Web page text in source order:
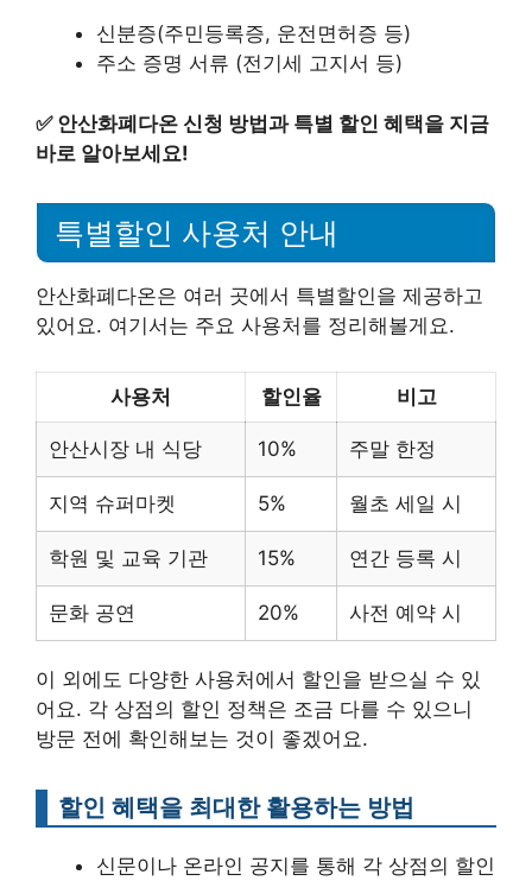
신분증(주민등록증, 운전면허증 등)
주소 증명 서류 (전기세 고지서 등)
✅ 안산화폐다온 신청 방법과 특별 할인 혜택을 지금
바로 알아보세요!
특별할인 사용처 안내
안산화폐다온은 여러 곳에서 특별할인을 제공하고
있어요. 여기서는 주요 사용처를 정리해볼게요.
사용처 할인율 비고
안산시장 내 식당 10% 주말 한정
지역 슈퍼마켓 5% 월초 세일 시
학원 및 교육 기관 15% 연간 등록 시
문화 공연 20% 사전 예약 시
이 외에도 다양한 사용처에서 할인을 받으실 수 있
어요. 각 상점의 할인 정책은 조금 다를 수 있으니
방문 전에 확인해보는 것이 좋겠어요.
할인 혜택을 최대한 활용하는 방법
신문이나 온라인 공지를 통해 각 상점의 할인